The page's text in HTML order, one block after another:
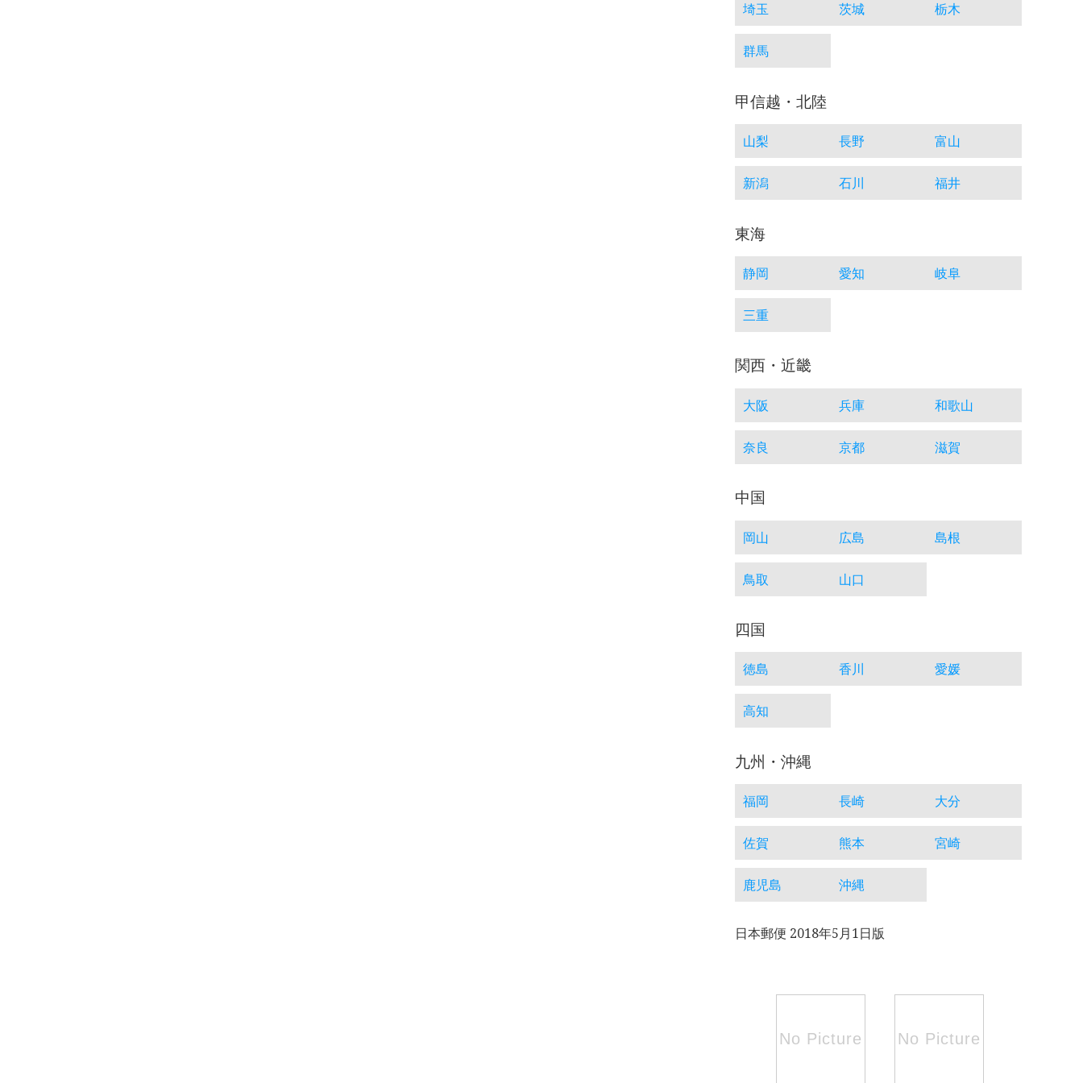
埼玉 茨城 栃木
群馬
甲信越・北陸
山梨 長野 富山
新潟 石川 福井
東海
静岡 愛知 岐阜
三重
関西・近畿
大阪 兵庫 和歌山
奈良 京都 滋賀
中国
岡山 広島 島根
鳥取 山口
四国
徳島 香川 愛媛
高知
九州・沖縄
福岡 長崎 大分
佐賀 熊本 宮崎
鹿児島 沖縄
日本郵便 2018年5月1日版